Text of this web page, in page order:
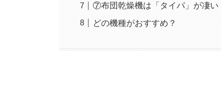
⑦布団乾燥機は「タイパ」が凄い
どの機種がおすすめ？